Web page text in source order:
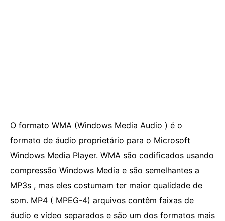
O formato WMA (Windows Media Audio ) é o
formato de áudio proprietário para o Microsoft
Windows Media Player. WMA são codificados usando
compressão Windows Media e são semelhantes a
MP3s , mas eles costumam ter maior qualidade de
som. MP4 ( MPEG-4) arquivos contêm faixas de
áudio e vídeo separados e são um dos formatos mais